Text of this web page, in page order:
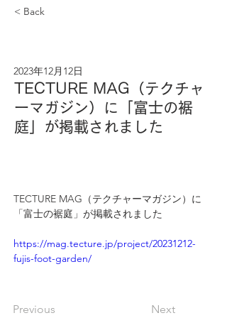
< Back
2023年12月12日
TECTURE MAG（テクチャ
ーマガジン）に「富士の裾
庭」が掲載されました
TECTURE MAG（テクチャーマガジン）に
「富士の裾庭」が掲載されました
https://mag.tecture.jp/project/20231212-
fujis-foot-garden/
Previous Next